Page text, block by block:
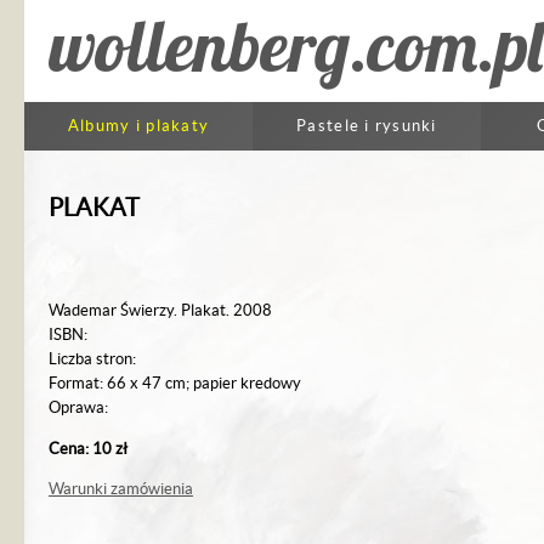
wollenberg.com.pl
Albumy i plakaty Pastele i rysunki
PLAKAT
Wademar Świerzy. Plakat. 2008
ISBN:
Liczba stron:
Format: 66 x 47 cm; papier kredowy
Oprawa:
Cena: 10 zł
Warunki zamówienia